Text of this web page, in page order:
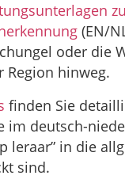
(EN/
oder die
Region hinweg.
finden Sie
deutsch-
leraar” in die
sind.